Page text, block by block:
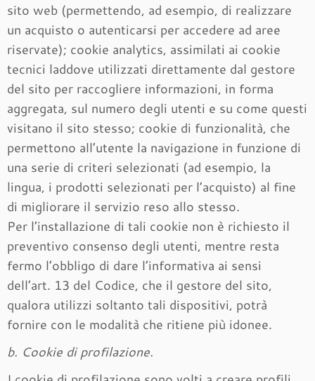
sito web (permettendo, ad esempio, di realizzare
un acquisto o autenticarsi per accedere ad aree
riservate); cookie analytics, assimilati ai cookie
tecnici laddove utilizzati direttamente dal gestore
del sito per raccogliere informazioni, in forma
aggregata, sul numero degli utenti e su come questi
visitano il sito stesso; cookie di funzionalità, che
permettono all’utente la navigazione in funzione di
una serie di criteri selezionati (ad esempio, la
lingua, i prodotti selezionati per l’acquisto) al fine
di migliorare il servizio reso allo stesso.
Per l’installazione di tali cookie non è richiesto il
preventivo consenso degli utenti, mentre resta
fermo l’obbligo di dare l’informativa ai sensi
dell’art. 13 del Codice, che il gestore del sito,
qualora utilizzi soltanto tali dispositivi, potrà
fornire con le modalità che ritiene più idonee.
b. Cookie di profilazione.